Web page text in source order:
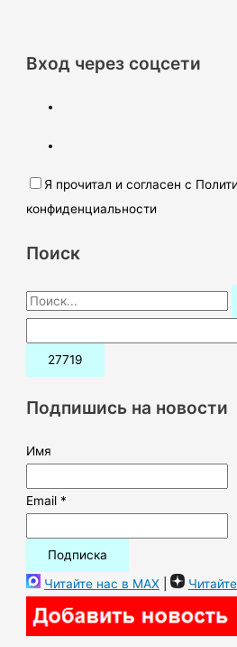
Вход через соцсети
Я прочитал и согласен с
конфиденциальности
Поиск
П
о
и
:Подпишись на новости
Имя
Email *
Читайте нас в MAX |